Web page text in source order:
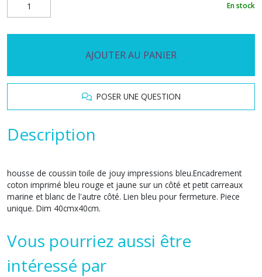
En stock
AJOUTER AU PANIER
POSER UNE QUESTION
Description
housse de coussin toile de jouy impressions bleu.Encadrement
coton imprimé bleu rouge et jaune sur un côté et petit carreaux
marine et blanc de l'autre côté. Lien bleu pour fermeture. Piece
unique. Dim 40cmx40cm.
Vous pourriez aussi être
intéressé par